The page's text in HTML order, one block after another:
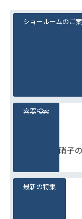
シ
見て、触れて、
ショールームのご
豊富な石堂硝子
容器検索
最新の特集